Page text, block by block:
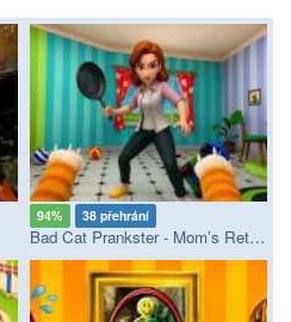
94% 38 přehrání
Bad Cat Prankster - Mom’s Return